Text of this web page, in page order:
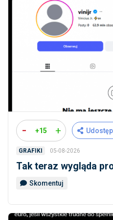
- +15 +
GRAFIKI 05-08-2026
Tak teraz wygląda
Skomentuj